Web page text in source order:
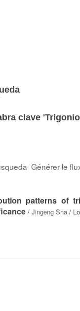
clave
Générer le
patterns of
/ Jingeng Sha /